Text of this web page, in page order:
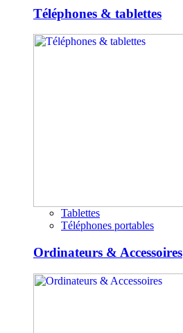
Téléphones & tablettes
Tablettes
Téléphones portables
Ordinateurs & Accessoires